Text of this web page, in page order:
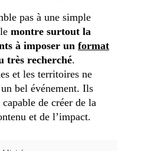
pas à une simple
montre surtout la
à imposer un format
très recherché.
et les territoires ne
bel événement. Ils
de créer de la
et de l’impact.